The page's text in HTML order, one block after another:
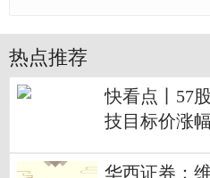
热点推荐
快看点丨57
技目标价涨
华西证券：